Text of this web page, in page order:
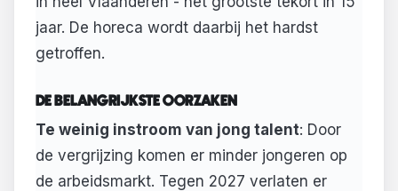
jaar. De horeca wordt daarbij het hardst
getroffen.
DE BELANGRIJKSTE OORZAKEN
Te weinig instroom van jong talent: Door
de vergrijzing komen er minder jongeren op
de arbeidsmarkt. Tegen 2027 verlaten er